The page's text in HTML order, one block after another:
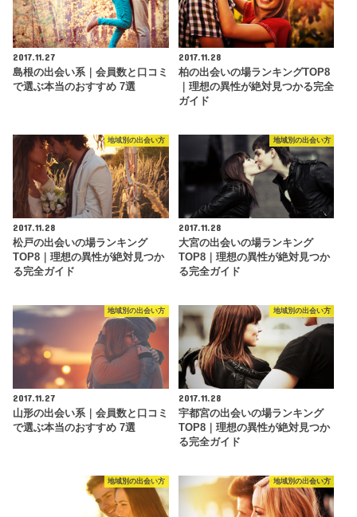
2017.11.27
島根の出会い系｜会員数と口コミ
で選ぶ本当のおすすめ 7選
2017.11.28
柏の出会いの場ランキングTOP8
｜理想の異性が絶対見つかる完全
ガイド
地域別の出会い方
2017.11.28
松戸の出会いの場ランキング
TOP8｜理想の異性が絶対見つか
る完全ガイド
地域別の出会い方
2017.11.28
大宮の出会いの場ランキング
TOP8｜理想の異性が絶対見つか
る完全ガイド
地域別の出会い方
2017.11.27
山形の出会い系｜会員数と口コミ
で選ぶ本当のおすすめ 7選
地域別の出会い方
2017.11.28
宇都宮の出会いの場ランキング
TOP8｜理想の異性が絶対見つか
る完全ガイド
地域別の出会い方 地域別の出会い方